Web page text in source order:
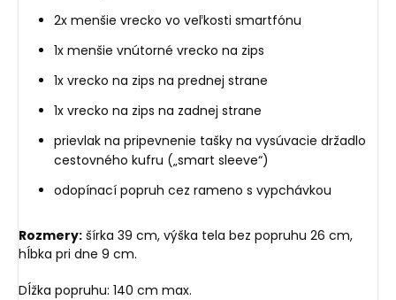
2x menšie vrecko vo veľkosti smartfónu
1x menšie vnútorné vrecko na zips
1x vrecko na zips na prednej strane
1x vrecko na zips na zadnej strane
prievlak na pripevnenie tašky na vysúvacie držadlo
cestovného kufru („smart sleeve“)
odopínací popruh cez rameno s vypchávkou
Rozmery: šírka 39 cm, výška tela bez popruhu 26 cm,
hĺbka pri dne 9 cm.
Dĺžka popruhu: 140 cm max.